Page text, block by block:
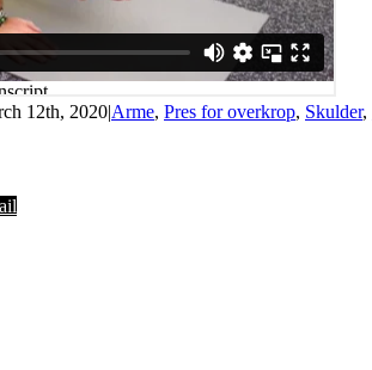
12th, 2020|Arme, Pres for overkrop, Skulder,